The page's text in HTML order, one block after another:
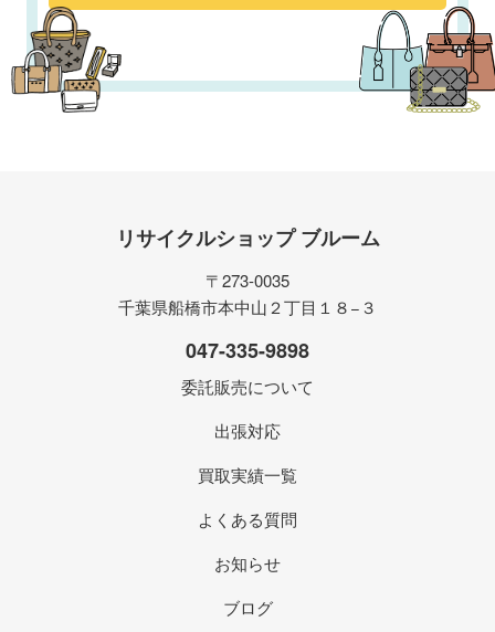
リサイクルショップ ブルーム
〒273-0035
千葉県船橋市本中山２丁目１８−３
047-335-9898
委託販売について
出張対応
買取実績一覧
よくある質問
お知らせ
ブログ